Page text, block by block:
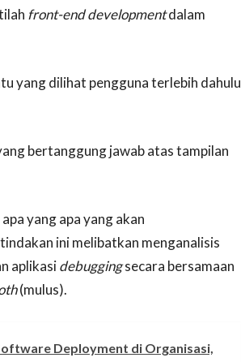
front-end developmentdalam
yang dilihat pengguna terlebih dahulu
bertanggung jawab atas tampilan
yang apa yang akan
ini melibatkan menganalisis
aplikasidebuggingsecara bersamaan
(mulus).
Deployment di Organisasi,